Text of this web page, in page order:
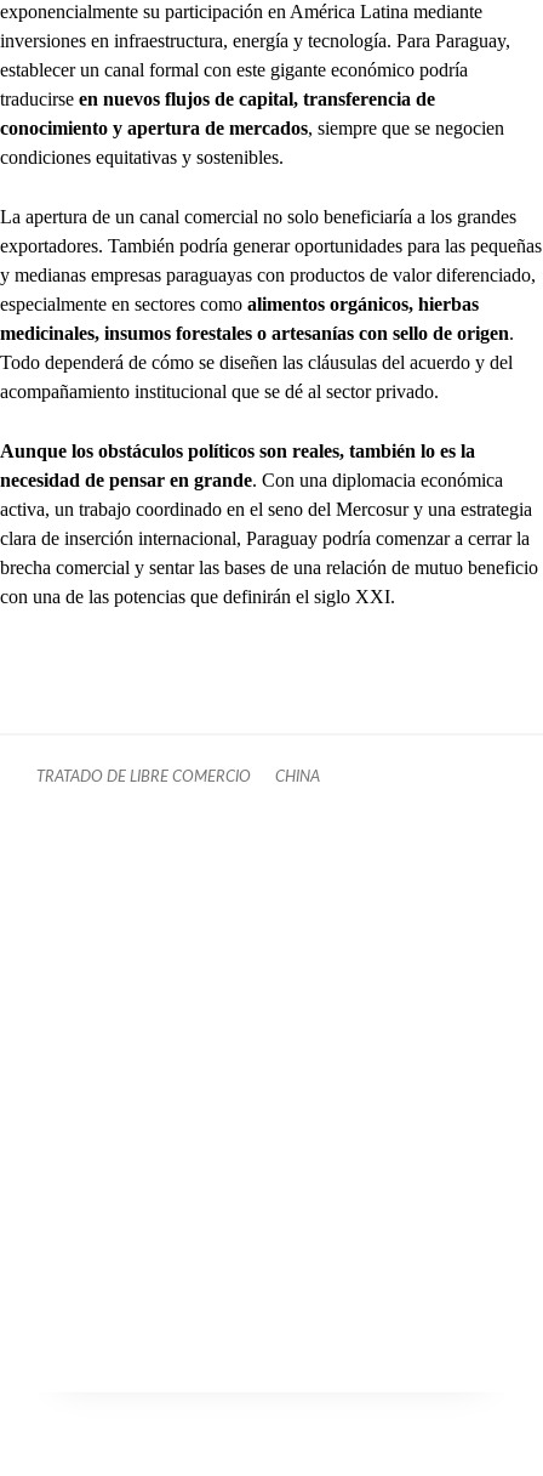
exponencialmente su participación en América Latina mediante
inversiones en infraestructura, energía y tecnología. Para Paraguay,
establecer un canal formal con este gigante económico podría
traducirse en nuevos flujos de capital, transferencia de
conocimiento y apertura de mercados, siempre que se negocien
condiciones equitativas y sostenibles.
La apertura de un canal comercial no solo beneficiaría a los grandes
exportadores. También podría generar oportunidades para las pequeñas
y medianas empresas paraguayas con productos de valor diferenciado,
especialmente en sectores como alimentos orgánicos, hierbas
medicinales, insumos forestales o artesanías con sello de origen.
Todo dependerá de cómo se diseñen las cláusulas del acuerdo y del
acompañamiento institucional que se dé al sector privado.
Aunque los obstáculos políticos son reales, también lo es la
necesidad de pensar en grande. Con una diplomacia económica
activa, un trabajo coordinado en el seno del Mercosur y una estrategia
clara de inserción internacional, Paraguay podría comenzar a cerrar la
brecha comercial y sentar las bases de una relación de mutuo beneficio
con una de las potencias que definirán el siglo XXI.
TRATADO DE LIBRE COMERCIO CHINA